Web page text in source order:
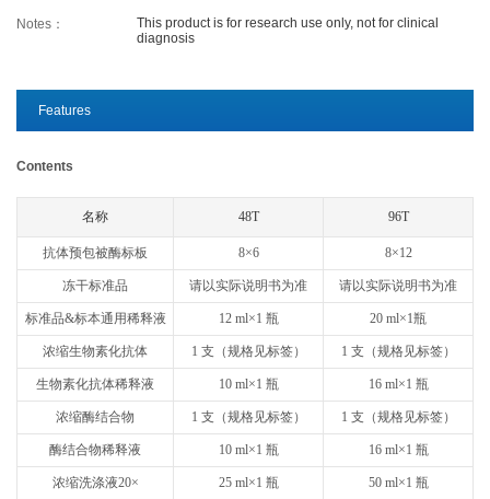
Top Papers Download
ABOUT US
Contact Us News
Distributors
Notes：
This product is for research use only, not for clinical
diagnosis
Features
Contents
名称 48T 96T
抗体预包被酶标板 8×6 8×12
冻干标准品 请以实际说明书为准 请以实际说明书为准
标准品&标本通用稀释液 12 ml×1 瓶 20 ml×1瓶
浓缩生物素化抗体 1 支（规格见标签） 1 支（规格见标签）
生物素化抗体稀释液 10 ml×1 瓶 16 ml×1 瓶
浓缩酶结合物 1 支（规格见标签） 1 支（规格见标签）
酶结合物稀释液 10 ml×1 瓶 16 ml×1 瓶
浓缩洗涤液20× 25 ml×1 瓶 50 ml×1 瓶